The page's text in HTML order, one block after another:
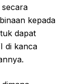
kepada
dapat
di kanca